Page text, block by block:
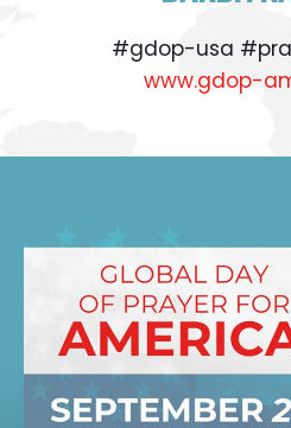
#gdop-usa
www.gdop-